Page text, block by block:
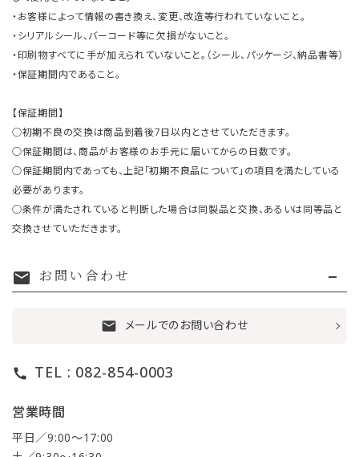
・お客様によって情報の書き換え、変更、改造等行われていないこと。
・シリアルシール、バーコード等に欠損がないこと。
・印刷物すべてに手が加えられていないこと。（シール、パッケージ、納品書等）
・保証期間内であること。
【保証期間】
○初期不良の交換は商品到着後7日以内とさせていただきます。
○保証期間は、商品がお客様のお手元に届いてからの日数です。
○保証期間内であっても、上記「初期不良品について」の項目を満たしている
必要があります。
○条件が満たされていると判断した場合は同製品と交換、あるいは同等品と
交換させていただきます。
mail お問い合わせ
mail メールでのお問い合わせ
call TEL : 082-854-0003
営業時間
平日／9:00〜17:00